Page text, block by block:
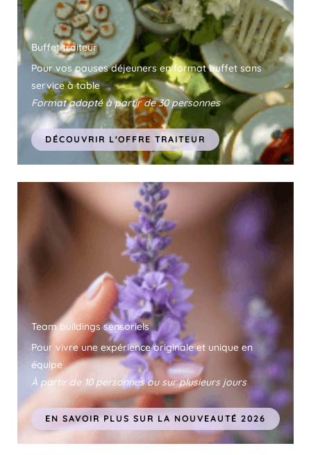
Buffet traiteur
Pour vos pauses déjeuners en format buffet sans
service à table
Format adapté à partir de 30 personnes
DÉCOUVRIR L'OFFRE TRAITEUR
Team buildings sensoriels
Pour vivre une expérience originale et unique en
équipe
À partir de 10 personnes ou sur plusieurs jours
EN SAVOIR PLUS SUR LA NOUVEAUTÉ 2026